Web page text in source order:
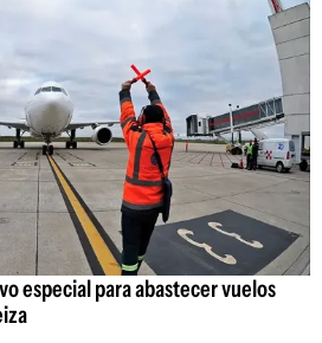
especial para abastecer vuelos